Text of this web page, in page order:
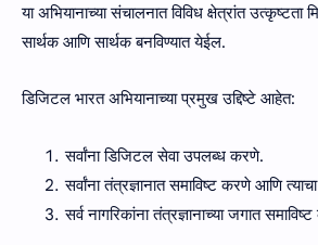
या अभियानाच्या संचालनात विविध क्षेत्रांत उत्कृष्टता
सार्थक आणि सार्थक बनविण्यात येईल.
डिजिटल भारत अभियानाच्या प्रमुख उद्दिष्टे आहेत:
सर्वांना डिजिटल सेवा उपलब्ध करणे.
सर्वांना तंत्रज्ञानात समाविष्ट करणे आणि
सर्व नागरिकांना तंत्रज्ञानाच्या जगात